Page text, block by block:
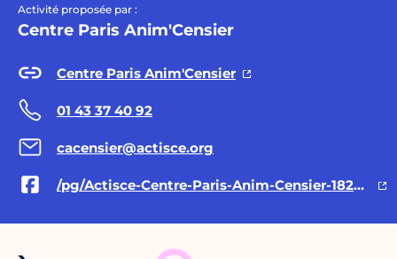
Activité proposée par :
Centre Paris Anim'Censier
Centre Paris Anim'Censier
01 43 37 40 92
cacensier@actisce.org
/pg/Actisce-Centre-Paris-Anim-Censier-182530205117234/posts/